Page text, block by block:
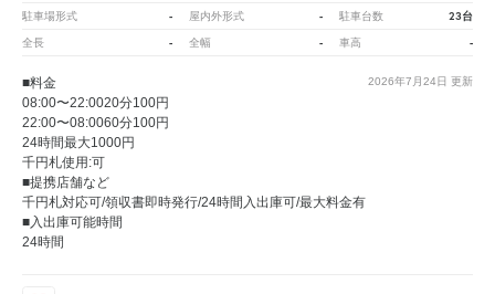
駐車場形式 - 屋内外形式 - 駐車台数 23台
全長 - 全幅 - 車高 -
2026年7月24日 更新
■料金
08:00〜22:0020分100円
22:00〜08:0060分100円
24時間最大1000円
千円札使用:可
■提携店舗など
千円札対応可/領収書即時発行/24時間入出庫可/最大料金有
■入出庫可能時間
24時間